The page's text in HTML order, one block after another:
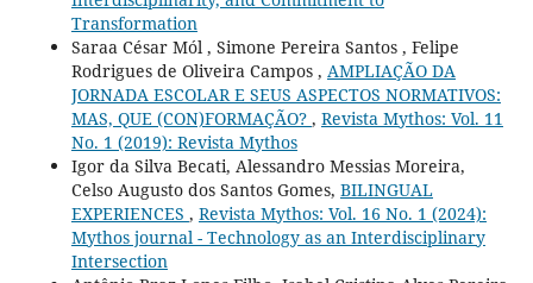
Transformation
Saraa César Mól , Simone Pereira Santos , Felipe
Rodrigues de Oliveira Campos , AMPLIAÇÃO DA
JORNADA ESCOLAR E SEUS ASPECTOS NORMATIVOS:
MAS, QUE (CON)FORMAÇÃO? , Revista Mythos: Vol. 11
No. 1 (2019): Revista Mythos
Igor da Silva Becati, Alessandro Messias Moreira,
Celso Augusto dos Santos Gomes, BILINGUAL
EXPERIENCES , Revista Mythos: Vol. 16 No. 1 (2024):
Mythos journal - Technology as an Interdisciplinary
Intersection